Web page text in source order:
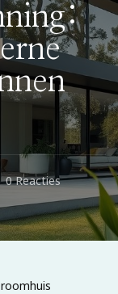
0 ReactiesOp
Kosten
En